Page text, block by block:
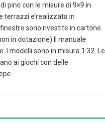
pino con le misure di 9×9 in
terrazzi e’realizzata in
sono rivestite in cartone
in dotazione).Il manuale
I modelli sono in misura 1:32. Le
ai giochi con delle